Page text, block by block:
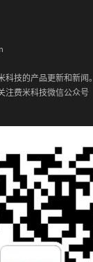
科技的产品更新和新闻。
注费米科技微信公众号